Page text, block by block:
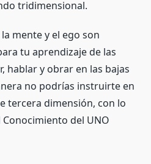
tridimensional.
mente y el ego son
tu aprendizaje de las
hablar y obrar en las bajas
no podrías instruirte en
tercera dimensión, con lo
del UNO